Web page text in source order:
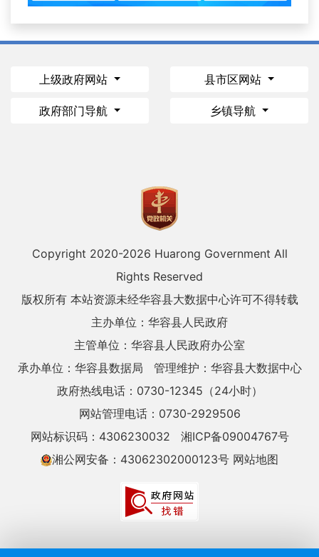
上级政府网站 县市区网站
政府部门导航 乡镇导航
Copyright 2020-2026 Huarong Government All
Rights Reserved
版权所有 本站资源未经华容县大数据中心许可不得转载
主办单位：华容县人民政府
主管单位：华容县人民政府办公室
承办单位：华容县数据局
管理维护：华容县大数据中心
政府热线电话：0730-12345（24小时）
网站管理电话：0730-2929506
网站标识码：4306230032
湘ICP备09004767号
湘公网安备：43062302000123号 网站地图